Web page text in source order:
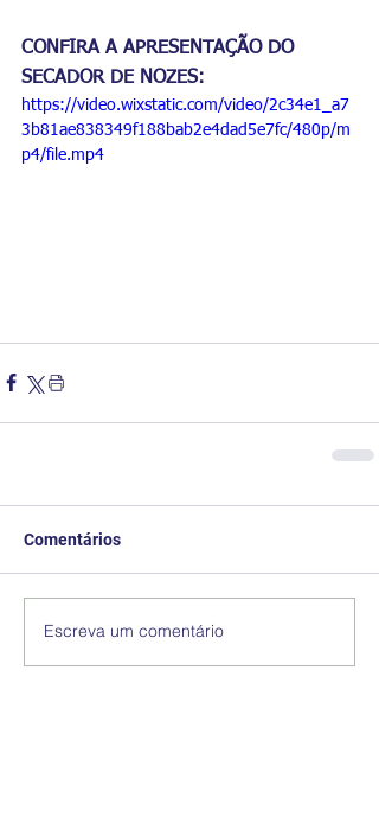
CONFIRA A APRESENTAÇÃO DO
SECADOR DE NOZES:
https://video.wixstatic.com/video/2c34e1_a7
3b81ae838349f188bab2e4dad5e7fc/480p/m
p4/file.mp4
Comentários
Escreva um comentário